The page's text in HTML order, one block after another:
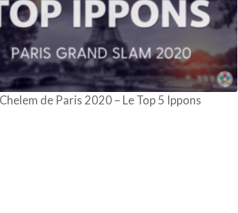
de Paris 2020 – Le Top 5 Ippons